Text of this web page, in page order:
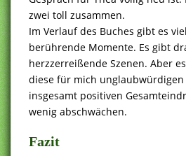
zwei toll zusammen.
Im Verlauf des Buches gibt es
berührende Momente. Es gibt
herzzerreißende Szenen. Aber
diese für mich unglaubwürdigen
insgesamt positiven
wenig abschwächen.
Fazit